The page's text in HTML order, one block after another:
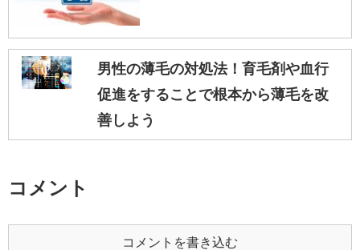
男性の薄毛の対処法！育毛剤や血行
促進をすることで根本から薄毛を改
善しよう
コメント
コメントを書き込む